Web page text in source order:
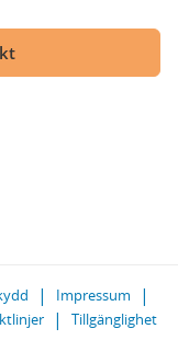
Impressum
Tillgänglighet